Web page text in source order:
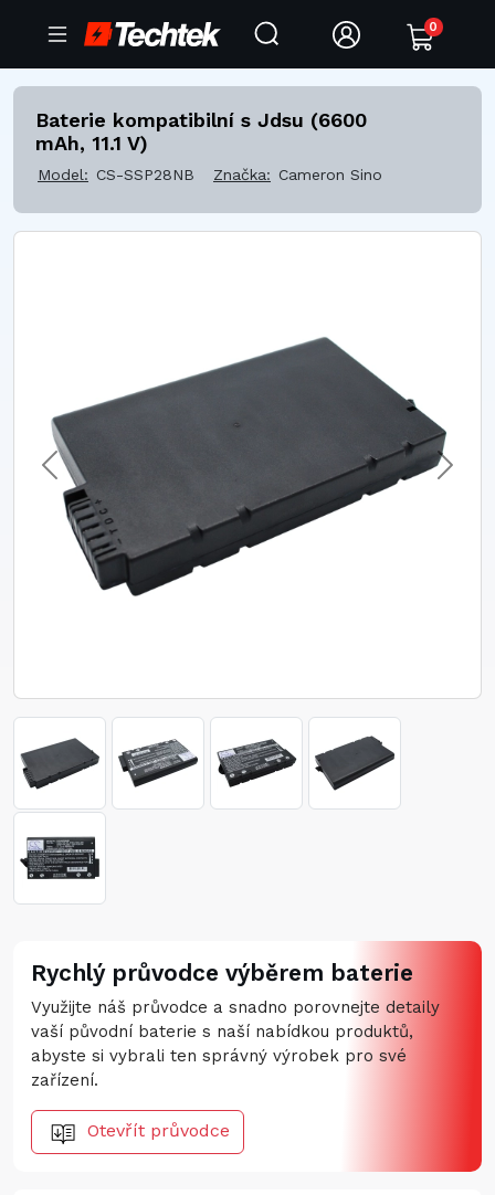
0
Baterie kompatibilní s Jdsu (6600
mAh, 11.1 V)
Model: CS-SSP28NB Značka: Cameron Sino
Rychlý průvodce výběrem baterie
Využijte náš průvodce a snadno porovnejte detaily
vaší původní baterie s naší nabídkou produktů,
abyste si vybrali ten správný výrobek pro své
zařízení.
Otevřít průvodce